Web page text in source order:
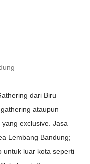
dari Biru
ataupun
exclusive. Jasa
Lembang Bandung;
untuk luar kota seperti